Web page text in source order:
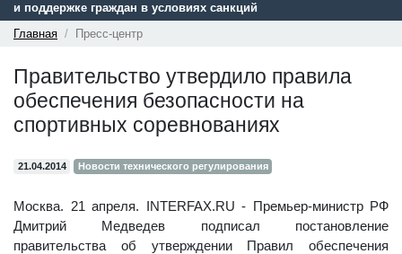
и поддержке граждан в условиях санкций
Главная
Пресс-центр
Правительство утвердило правила
обеспечения безопасности на
спортивных соревнованиях
21.04.2014 Новости технического регулирования
Москва. 21 апреля. INTERFAX.RU - Премьер-министр РФ
Дмитрий Медведев подписал постановление
правительства об утверждении Правил обеспечения